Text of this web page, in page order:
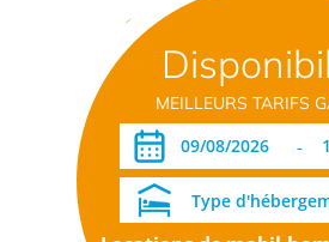
MEILLEURS TARIFS
-